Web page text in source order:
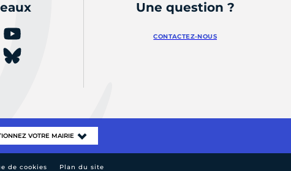
Une question ?
CONTACTEZ-NOUS
de cookies Plan du site